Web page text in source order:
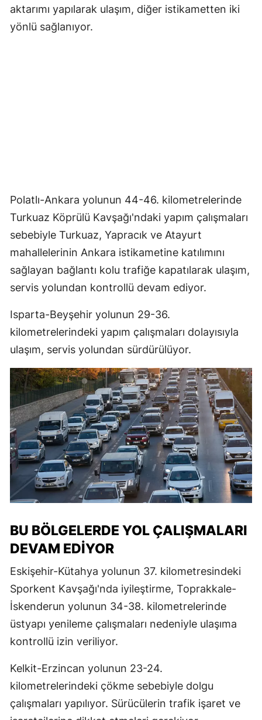
aktarımı yapılarak ulaşım, diğer istikametten iki
yönlü sağlanıyor.
Polatlı-Ankara yolunun 44-46. kilometrelerinde
Turkuaz Köprülü Kavşağı'ndaki yapım çalışmaları
sebebiyle Turkuaz, Yapracık ve Atayurt
mahallelerinin Ankara istikametine katılımını
sağlayan bağlantı kolu trafiğe kapatılarak ulaşım,
servis yolundan kontrollü devam ediyor.
Isparta-Beyşehir yolunun 29-36.
kilometrelerindeki yapım çalışmaları dolayısıyla
ulaşım, servis yolundan sürdürülüyor.
BU BÖLGELERDE YOL ÇALIŞMALARI
DEVAM EDİYOR
Eskişehir-Kütahya yolunun 37. kilometresindeki
Sporkent Kavşağı'nda iyileştirme, Toprakkale-
İskenderun yolunun 34-38. kilometrelerinde
üstyapı yenileme çalışmaları nedeniyle ulaşıma
kontrollü izin veriliyor.
Kelkit-Erzincan yolunun 23-24.
kilometrelerindeki çökme sebebiyle dolgu
çalışmaları yapılıyor. Sürücülerin trafik işaret ve